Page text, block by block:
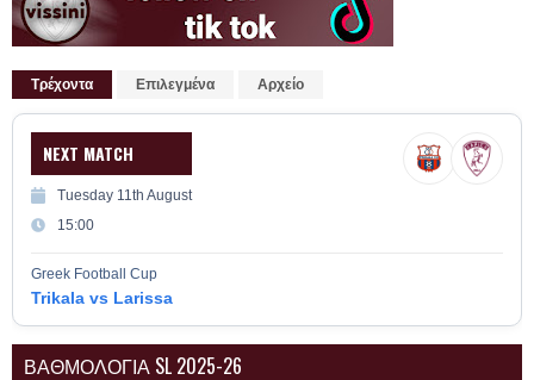
Τρέχοντα Επιλεγμένα Αρχείο
NEXT MATCH
Tuesday 11th August
15:00
Greek Football Cup
Trikala vs Larissa
ΒΑΘΜΟΛΟΓΙΑ SL 2025-26